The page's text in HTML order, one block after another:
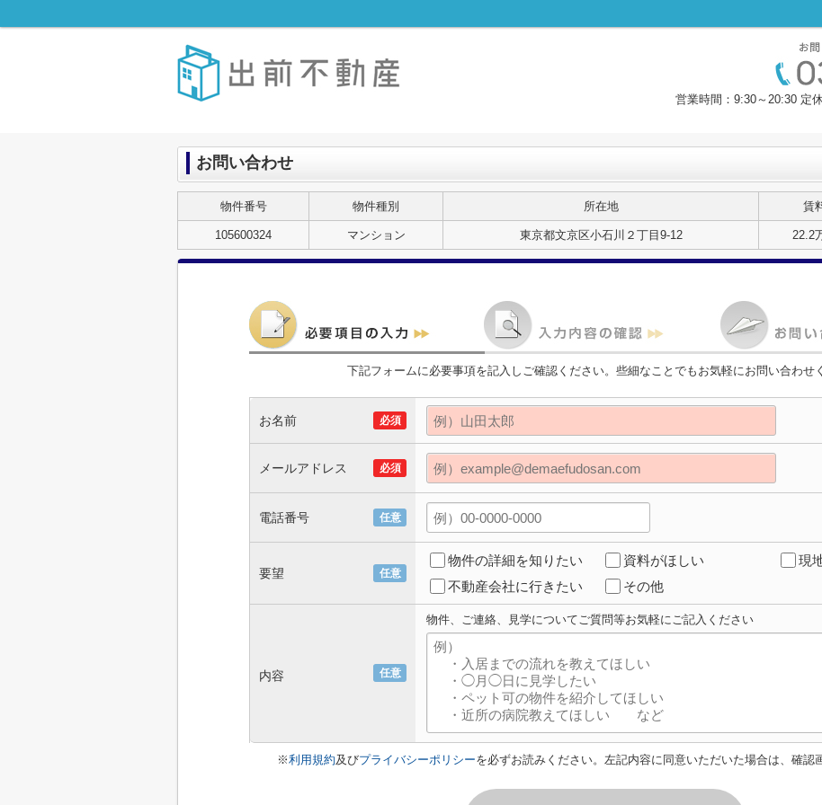
営業時間：9:30～20:30 定
お問い合わせ
物件番号 物件種別 所在地 賃
105600324 マンション 東京都文京区小石川２丁目9-12 22.2
下記フォームに必要事項を記入しご確認ください。些細なことでもお気軽にお問い合わせ
お名前 必須
メールアドレス 必須
電話番号 任意
要望 任意
物件の詳細を知りたい 資料がほしい
現
不動産会社に行きたい
その他
内容 任意
物件、ご連絡、見学についてご質問等お気軽にご記入ください
※利用規約及びプライバシーポリシーを必ずお読みください。左記内容に同意いただいた場合は、確認